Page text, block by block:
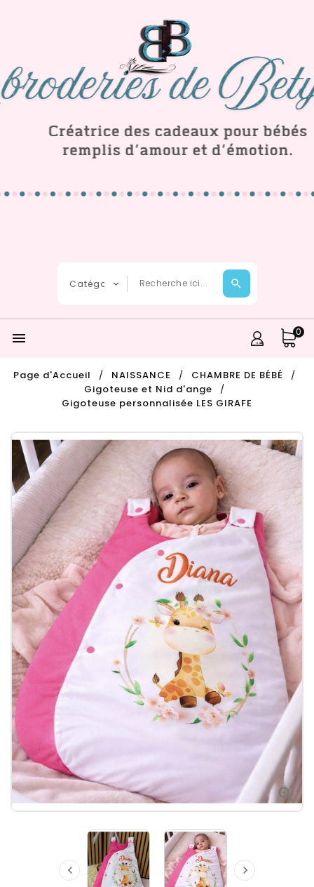
 0
Page d'Accueil NAISSANCE
CHAMBRE DE BÉBÉ
Gigoteuse et Nid d'ange
Gigoteuse personnalisée LES GIRAFE

 